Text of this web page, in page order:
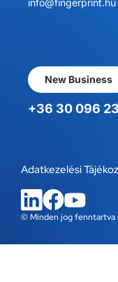
info@fingerprint.hu
New Business
+36 30 096
© Minden jog fenntartva
Adatkezelési